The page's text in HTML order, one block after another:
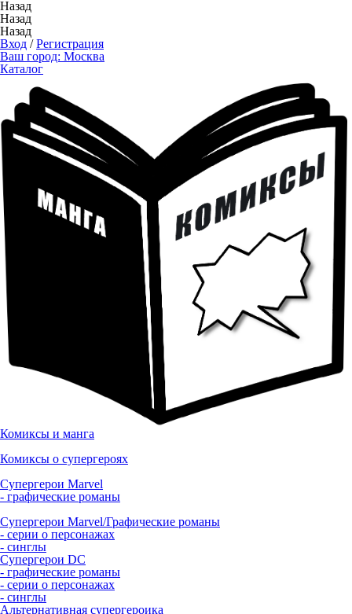
Назад
Назад
Назад
Вход /Регистрация
Ваш город: Москва
Каталог
Комиксы и манга
Комиксы о супергероях
Супергерои Marvel
- графические романы
Супергерои Marvel/Графические романы
- серии о персонажах
- синглы
Супергерои DC
- графические романы
- серии о персонажах
- синглы
Альтернативная супергероика